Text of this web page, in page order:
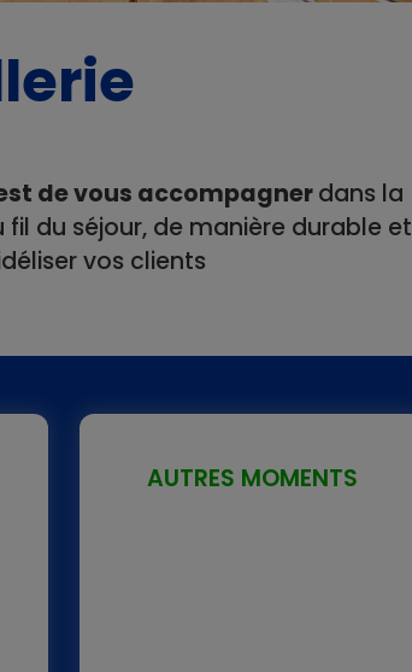
de vous accompagnerdans la
du séjour, de manière durable et
vos clients
AUTRES MOMENTS